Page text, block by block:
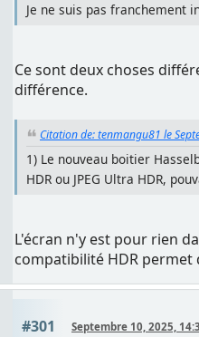
Je ne suis pas franchement
Ce sont deux choses
différence.
Citation de: tenmangu81 le
1) Le nouveau boitier
HDR ou JPEG Ultra HDR,
L'écran n'y est pour rien
compatibilité HDR permet
#301 Septembre 10, 2025,